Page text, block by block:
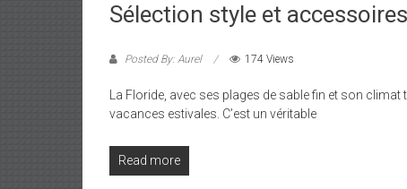
Sélection style et
Posted By: Aurel 174 Views
La Floride, avec ses plages de sable fin et son
vacances estivales. C’est un véritable
Read more